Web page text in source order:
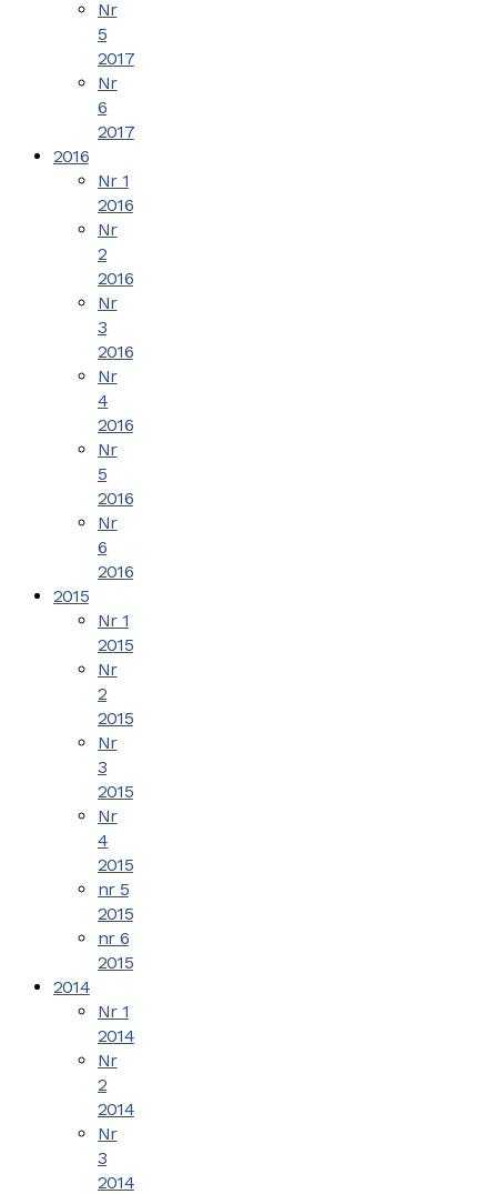
Nr
5
2017
Nr
6
2017
2016
Nr 1
2016
Nr
2
2016
Nr
3
2016
Nr
4
2016
Nr
5
2016
Nr
6
2016
2015
Nr 1
2015
Nr
2
2015
Nr
3
2015
Nr
4
2015
nr 5
2015
nr 6
2015
2014
Nr 1
2014
Nr
2
2014
Nr
3
2014